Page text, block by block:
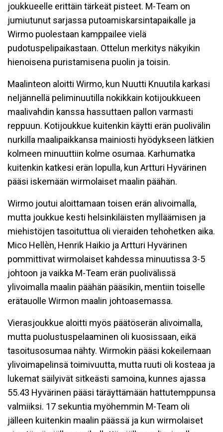
joukkueelle erittäin tärkeät pisteet. M-Team on
jumiutunut sarjassa putoamiskarsintapaikalle ja
Wirmo puolestaan kamppailee vielä
pudotuspelipaikastaan. Ottelun merkitys näkyikin
hienoisena puristamisena puolin ja toisin.
Maalinteon aloitti Wirmo, kun Nuutti Knuutila karkasi
neljännellä peliminuutilla nokikkain kotijoukkueen
maalivahdin kanssa hassuttaen pallon varmasti
reppuun. Kotijoukkue kuitenkin käytti erän puolivälin
nurkilla maalipaikkansa mainiosti hyödykseen lätkien
kolmeen minuuttiin kolme osumaa. Karhumatka
kuitenkin katkesi erän lopulla, kun Artturi Hyvärinen
pääsi iskemään wirmolaiset maalin päähän.
Wirmo joutui aloittamaan toisen erän alivoimalla,
mutta joukkue kesti helsinkiläisten mylläämisen ja
miehistöjen tasoituttua oli vieraiden tehohetken aika.
Mico Hellèn, Henrik Haikio ja Artturi Hyvärinen
pommittivat wirmolaiset kahdessa minuutissa 3-5
johtoon ja vaikka M-Team erän puolivälissä
ylivoimalla maalin päähän pääsikin, mentiin toiselle
erätauolle Wirmon maalin johtoasemassa.
Vierasjoukkue aloitti myös päätöserän alivoimalla,
mutta puolustuspelaaminen oli kuosissaan, eikä
tasoitusosumaa nähty. Wirmokin pääsi kokeilemaan
ylivoimapelinsä toimivuutta, mutta ruuti oli kosteaa ja
lukemat säilyivät sitkeästi samoina, kunnes ajassa
55.43 Hyvärinen pääsi täräyttämään hattutemppunsa
valmiiksi. 17 sekuntia myöhemmin M-Team oli
jälleen kuitenkin maalin päässä ja kun wirmolaiset